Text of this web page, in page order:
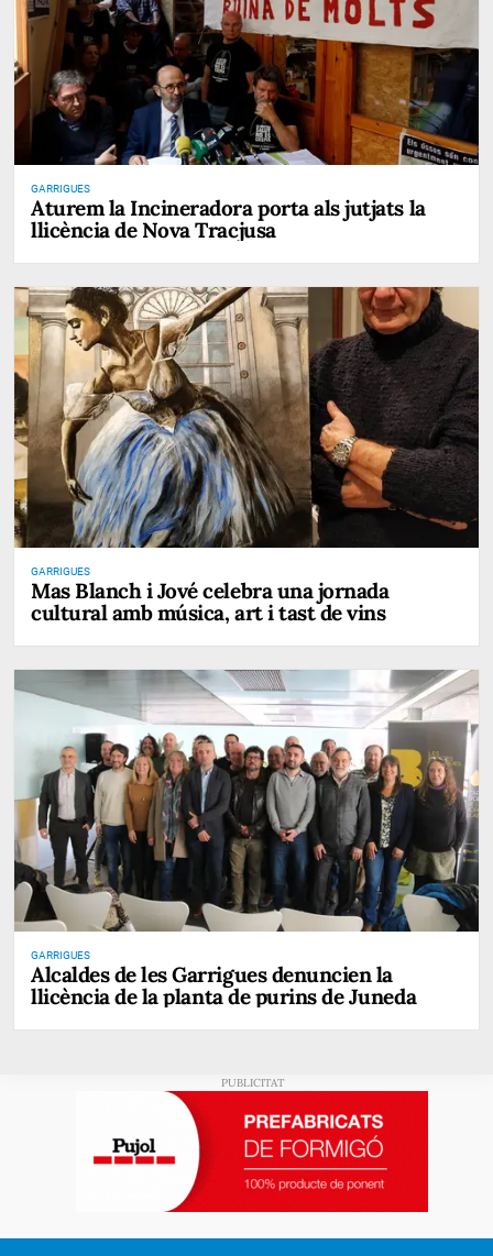
GARRIGUES
Aturem la Incineradora porta als jutjats la
llicència de Nova Tracjusa
GARRIGUES
Mas Blanch i Jové celebra una jornada
cultural amb música, art i tast de vins
GARRIGUES
Alcaldes de les Garrigues denuncien la
llicència de la planta de purins de Juneda